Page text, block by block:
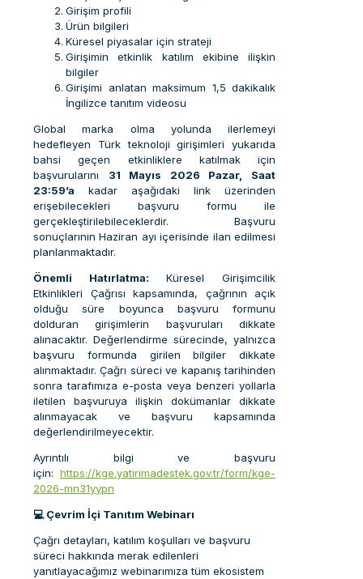
Girişim profili
Ürün bilgileri
Küresel piyasalar için strateji
Girişimin etkinlik katılım ekibine ilişkin
bilgiler
Girişimi anlatan maksimum 1,5 dakikalık
İngilizce tanıtım videosu
Global marka olma yolunda ilerlemeyi
hedefleyen Türk teknoloji girişimleri yukarıda
bahsi geçen etkinliklere katılmak için
başvurularını 31 Mayıs 2026 Pazar, Saat
23:59’a kadar aşağıdaki link üzerinden
erişebilecekleri başvuru formu ile
gerçekleştirilebileceklerdir. Başvuru
sonuçlarının Haziran ayı içerisinde ilan edilmesi
planlanmaktadır.
Önemli Hatırlatma: Küresel Girişimcilik
Etkinlikleri Çağrısı kapsamında, çağrının açık
olduğu süre boyunca başvuru formunu
dolduran girişimlerin başvuruları dikkate
alınacaktır. Değerlendirme sürecinde, yalnızca
başvuru formunda girilen bilgiler dikkate
alınmaktadır. Çağrı süreci ve kapanış tarihinden
sonra tarafımıza e-posta veya benzeri yollarla
iletilen başvuruya ilişkin dokümanlar dikkate
alınmayacak ve başvuru kapsamında
değerlendirilmeyecektir.
Ayrıntılı bilgi ve başvuru
için: https://kge.yatirimadestek.gov.tr/form/kge-
2026-mn31yypn
💻 Çevrim İçi Tanıtım Webinarı
Çağrı detayları, katılım koşulları ve başvuru
süreci hakkında merak edilenleri
yanıtlayacağımız webinarımıza tüm ekosistem